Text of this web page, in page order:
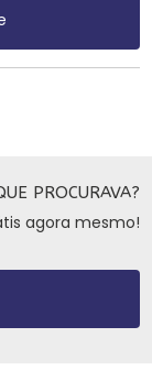
PROCURAVA?
agora mesmo!